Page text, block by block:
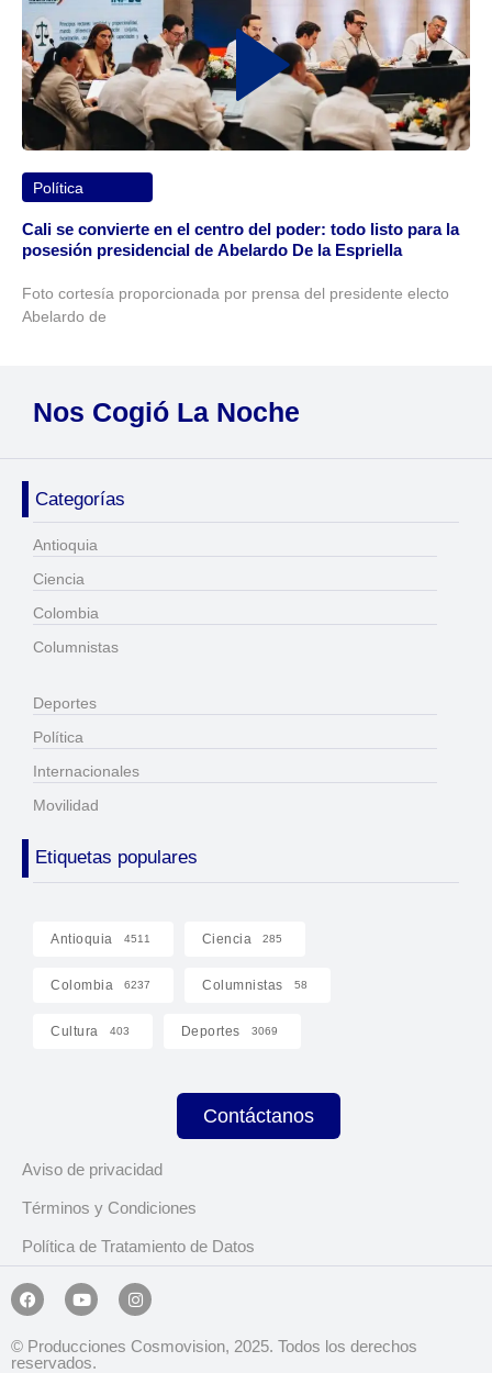
Política
Cali se convierte en el centro del poder: todo listo para la
posesión presidencial de Abelardo De la Espriella
Foto cortesía proporcionada por prensa del presidente electo
Abelardo de
Nos Cogió La Noche
Categorías
Antioquia
Ciencia
Colombia
Columnistas
Deportes
Política
Internacionales
Movilidad
Etiquetas populares
Antioquia 4511 Ciencia 285
Colombia 6237 Columnistas 58
Cultura 403 Deportes 3069
Contáctanos
Aviso de privacidad
Términos y Condiciones
Política de Tratamiento de Datos
© Producciones Cosmovision, 2025. Todos los derechos
reservados.